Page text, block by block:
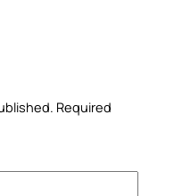
Required